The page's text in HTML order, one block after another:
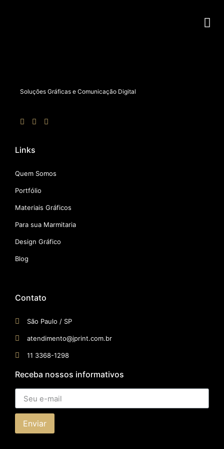
Soluções Gráficas e Comunicação Digital
Links
Quem Somos
Portfólio
Materiais Gráficos
Para sua Marmitaria
Design Gráfico
Blog
Contato
São Paulo / SP​
atendimento@jprint.com.br
11 3368-1298
Receba nossos informativos
Enviar